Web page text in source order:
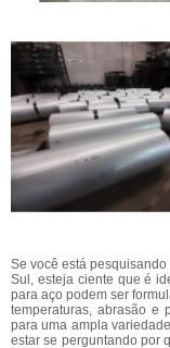
Se você está
Sul, esteja ciente que é
para aço podem ser
temperaturas, abrasão e
para uma ampla
estar se perguntando por